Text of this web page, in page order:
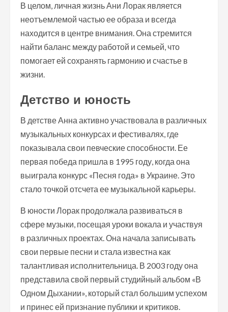
В целом, личная жизнь Ани Лорак является
неотъемлемой частью ее образа и всегда
находится в центре внимания. Она стремится
найти баланс между работой и семьей, что
помогает ей сохранять гармонию и счастье в
жизни.
Детство и юность
В детстве Анна активно участвовала в различных
музыкальных конкурсах и фестивалях, где
показывала свои певческие способности. Ее
первая победа пришла в 1995 году, когда она
выиграла конкурс «Песня года» в Украине. Это
стало точкой отсчета ее музыкальной карьеры.
В юности Лорак продолжала развиваться в
сфере музыки, посещая уроки вокала и участвуя
в различных проектах. Она начала записывать
свои первые песни и стала известна как
талантливая исполнительница. В 2003 году она
представила свой первый студийный альбом «В
Одном Дыхании», который стал большим успехом
и принес ей признание публики и критиков.